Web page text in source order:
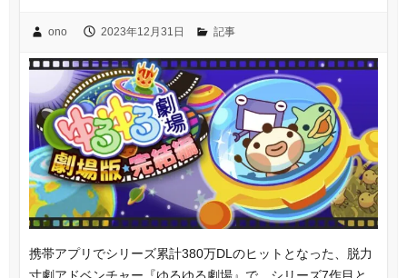
ono 2023年12月31日 記事
携帯アプリでシリーズ累計380万DLのヒットとなった、脱力
寸劇アドベンチャー『ゆるゆる劇場』で、シリーズ7作目と